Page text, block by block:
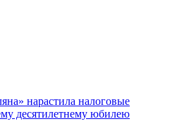
нарастила налоговые
десятилетнему юбилею